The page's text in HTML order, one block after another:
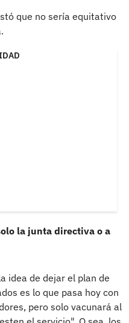
que no sería equitativo
la junta directiva o a
idea de dejar el plan de
es lo que pasa hoy con
pero solo vacunará al